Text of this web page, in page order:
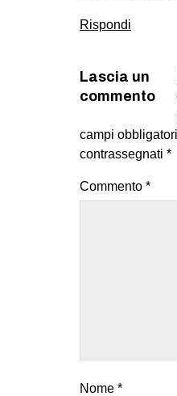
Rispondi
Lascia un
commento
campi
contrassegnati *
Commento *
Nome *